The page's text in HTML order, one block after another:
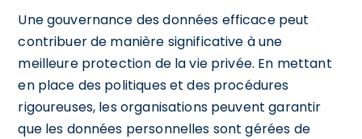
Une gouvernance des données efficace peut
contribuer de manière significative à une
meilleure protection de la vie privée. En mettant
en place des politiques et des procédures
rigoureuses, les organisations peuvent garantir
que les données personnelles sont gérées de